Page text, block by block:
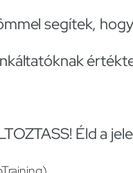
segítek,
Éld a